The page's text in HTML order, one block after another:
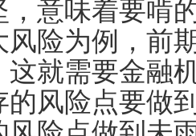
味着要啃的
风险为例，前
这就需要金融
的风险点要做